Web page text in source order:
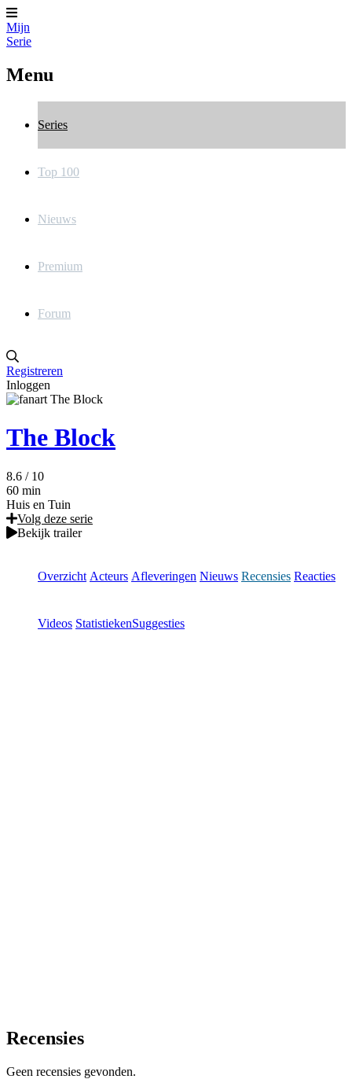
Mijn
Serie
Menu
Series
Top 100
Nieuws
Premium
Forum
Registreren
Inloggen
The Block
8.6 / 10
60 min
Huis en Tuin
Volg deze serie
Bekijk trailer
Overzicht Acteurs Afleveringen Nieuws Recensies Reacties
Videos StatistiekenSuggesties
Recensies
Geen recensies gevonden.